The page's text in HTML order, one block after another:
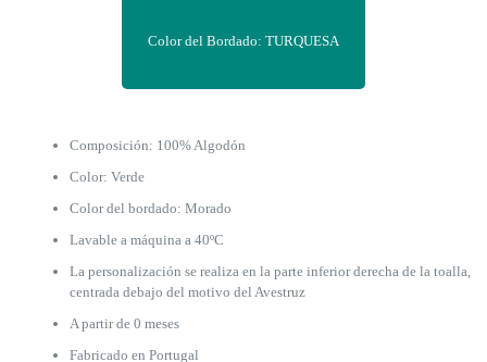
Color del Bordado: TURQUESA
Composición: 100% Algodón
Color: Verde
Color del bordado: Morado
Lavable a máquina a 40ºC
La personalización se realiza en la parte inferior derecha de la toalla,
centrada debajo del motivo del Avestruz
A partir de 0 meses
Fabricado en Portugal